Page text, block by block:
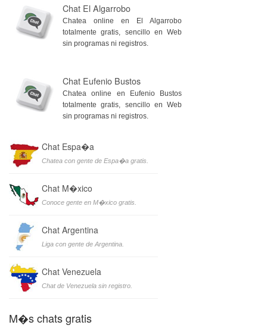
Chat El Algarrobo
Chatea online en El Algarrobo
totalmente gratis, sencillo en Web
sin programas ni registros.
Chat Eufenio Bustos
Chatea online en Eufenio Bustos
totalmente gratis, sencillo en Web
sin programas ni registros.
Chat Espa�a
Chatea con gente de Espa�a gratis.
Chat M�xico
Conoce gente en M�xico gratis.
Chat Argentina
Liga con gente de Argentina.
Chat Venezuela
Chat de Venezuela sin registro.
M�s chats gratis